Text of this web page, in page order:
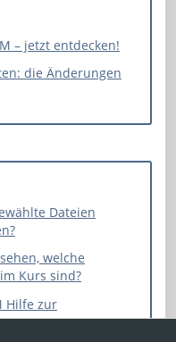
– jetzt entdecken!
die Änderungen
Dateien
welche
Kurs sind?
Hilfe zur